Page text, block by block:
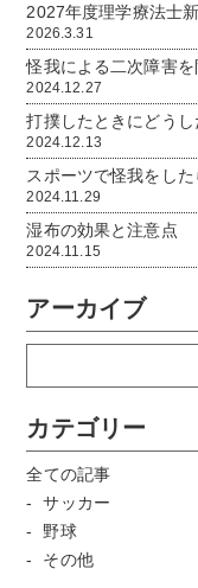
2027年度理学療法士
2026.3.31
怪我による二次障害を
2024.12.27
打撲したときにどう
2024.12.13
スポーツで怪我をし
2024.11.29
湿布の効果と注意点
2024.11.15
アーカイブ
カテゴリー
全ての記事
サッカー
野球
その他